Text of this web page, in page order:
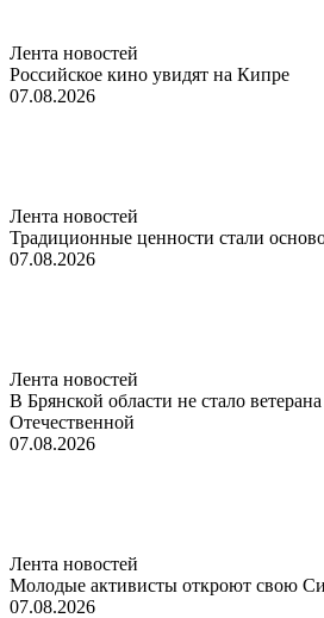
Лента новостей
Российское кино увидят на Кипре
07.08.2026
Лента новостей
Традиционные ценности стали
07.08.2026
Лента новостей
В Брянской области не стало
Отечественной
07.08.2026
Лента новостей
Молодые активисты откроют свою
07.08.2026